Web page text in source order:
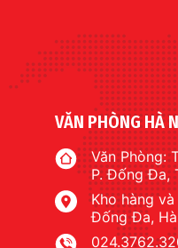
VĂN PHÒNG HÀ
Văn Phòng:
P. Đống Đa,
Kho hàng
Đống Đa,